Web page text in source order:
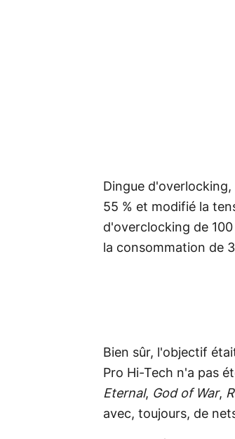
Dingue
55 % et modifié la
d'overclocking de
la consommation de
Bien sûr, l'objectif
Pro Hi-Tech n'a pas
Eternal, God of War,
avec, toujours, de